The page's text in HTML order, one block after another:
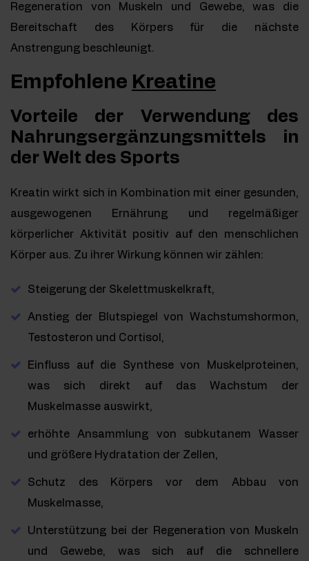
Regeneration von Muskeln und Gewebe, was die
Bereitschaft des Körpers für die nächste
Anstrengung beschleunigt.
Empfohlene Kreatine
Vorteile der Verwendung des
Nahrungsergänzungsmittels in
der Welt des Sports
Kreatin wirkt sich in Kombination mit einer gesunden,
ausgewogenen Ernährung und regelmäßiger
körperlicher Aktivität positiv auf den menschlichen
Körper aus. Zu ihrer Wirkung können wir zählen:
Steigerung der Skelettmuskelkraft,
Anstieg der Blutspiegel von Wachstumshormon,
Testosteron und Cortisol,
Einfluss auf die Synthese von Muskelproteinen,
was sich direkt auf das Wachstum der
Muskelmasse auswirkt,
erhöhte Ansammlung von subkutanem Wasser
und größere Hydratation der Zellen,
Schutz des Körpers vor dem Abbau von
Muskelmasse,
Unterstützung bei der Regeneration von Muskeln
und Gewebe, was sich auf die schnellere